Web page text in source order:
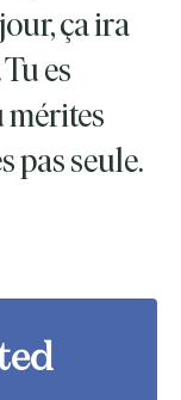
ça ira
es
mérites
pas seule.